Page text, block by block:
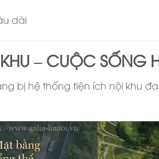
dài
– CUỘC SỐNG
bị hệ thống tiện ích nội khu